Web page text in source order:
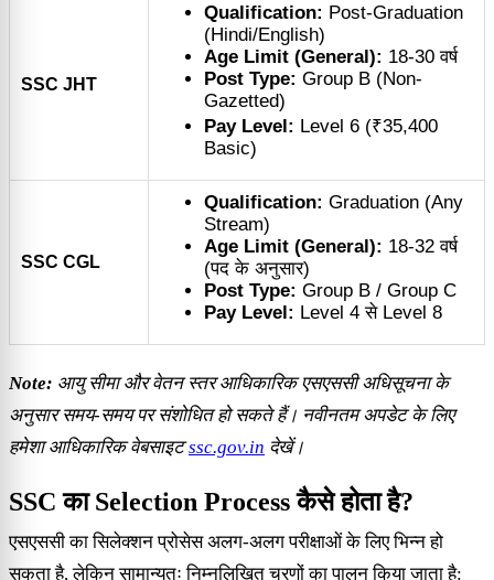
SSC JHT
Qualification: Post-Graduation
(Hindi/English)
Age Limit (General): 18-30 वर्ष
Post Type: Group B (Non-
Gazetted)
Pay Level: Level 6 (₹35,400
Basic)
SSC CGL
Qualification: Graduation (Any
Stream)
Age Limit (General): 18-32 वर्ष
(पद के अनुसार)
Post Type: Group B / Group C
Pay Level: Level 4 से Level 8
Note: आयु सीमा और वेतन स्तर आधिकारिक एसएससी अधिसूचना के
अनुसार समय-समय पर संशोधित हो सकते हैं। नवीनतम अपडेट के लिए
हमेशा आधिकारिक वेबसाइटssc.gov.in देखें।
SSC का Selection Process कैसे होता है?
एसएससी का सिलेक्शन प्रोसेस अलग-अलग परीक्षाओं के लिए भिन्न हो
सकता है, लेकिन सामान्यतः निम्नलिखित चरणों का पालन किया जाता है: